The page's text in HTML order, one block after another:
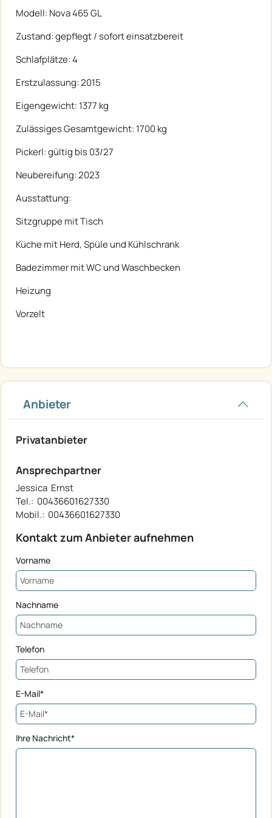
Modell: Nova 465 GL
Zustand: gepflegt / sofort einsatzbereit
Schlafplätze: 4
Erstzulassung: 2015
Eigengewicht: 1377 kg
Zulässiges Gesamtgewicht: 1700 kg
Pickerl: gültig bis 03/27
Neubereifung: 2023
Ausstattung:
Sitzgruppe mit Tisch
Küche mit Herd, Spüle und Kühlschrank
Badezimmer mit WC und Waschbecken
Heizung
Vorzelt
Anbieter
Privatanbieter
Ansprechpartner
Jessica Ernst
Tel.: 00436601627330
Mobil.: 00436601627330
Kontakt zum Anbieter aufnehmen
Vorname
Nachname
Telefon
E-Mail*
Ihre Nachricht*